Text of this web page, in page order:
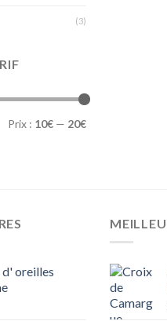
(3)
Prix : 10€ — 20€
d' oreilles